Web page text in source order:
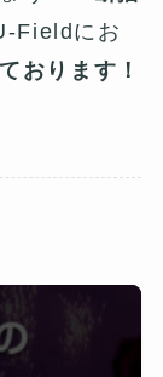
Fieldにお
おります！